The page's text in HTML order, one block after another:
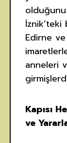
Edirne
anneleri
Kapısı
ve